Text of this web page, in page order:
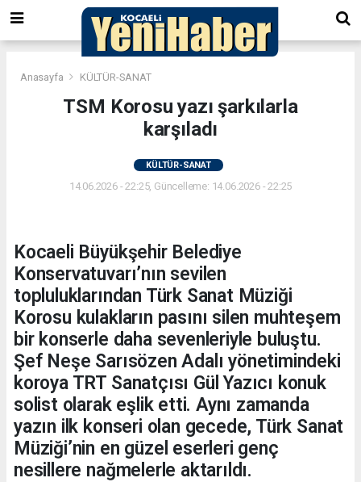
Anasayfa KÜLTÜR-SANAT
TSM Korosu yazı şarkılarla
karşıladı
KÜLTÜR-SANAT
14.06.2026 - 22:25, Güncelleme: 14.06.2026 - 22:25
Kocaeli Büyükşehir Belediye
Konservatuvarı’nın sevilen
topluluklarından Türk Sanat Müziği
Korosu kulakların pasını silen muhteşem
bir konserle daha sevenleriyle buluştu.
Şef Neşe Sarısözen Adalı yönetimindeki
koroya TRT Sanatçısı Gül Yazıcı konuk
solist olarak eşlik etti. Aynı zamanda
yazın ilk konseri olan gecede, Türk Sanat
Müziği’nin en güzel eserleri genç
nesillere nağmelerle aktarıldı.